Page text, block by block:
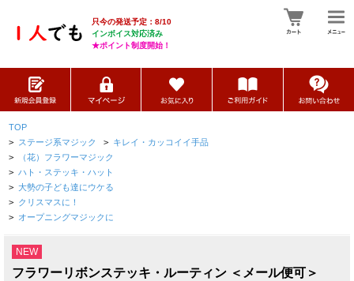
只今の発送予定：8/10
インボイス対応済み
★ポイント制度開始！
TOP
> ステージ系マジック > キレイ・カッコイイ手品
> （花）フラワーマジック
> ハト・ステッキ・ハット
> 大勢の子ども達にウケる
> クリスマスに！
> オープニングマジックに
NEW
フラワーリボンステッキ・ルーティン ＜メール便可＞